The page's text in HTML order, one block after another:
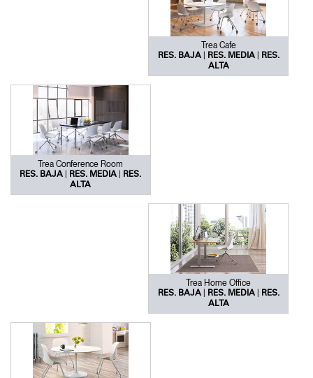
Trea Cafe
RES. BAJA | RES. MEDIA | RES.
ALTA
Trea Conference Room
RES. BAJA | RES. MEDIA | RES.
ALTA
Trea Home Office
RES. BAJA | RES. MEDIA | RES.
ALTA